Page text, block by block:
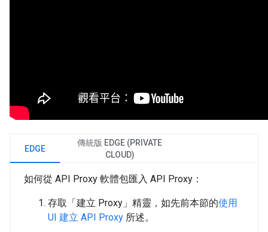
EDGE
傳統版 EDGE (PRIVATE
CLOUD)
如何從 API Proxy 軟體包匯入 API Proxy：
存取「建立 Proxy」精靈，如先前本節的使用
UI 建立 API Proxy 所述。